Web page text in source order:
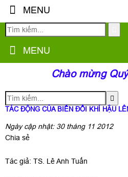
MENU
MENU
Chào mừng
TÁC ĐỘNG CỦA BIẾN ĐỔI KHÍ HẬU
Ngày cập nhật: 30 tháng 11 2012
Chia sẻ
Tác giả: TS. Lê Anh Tuấn